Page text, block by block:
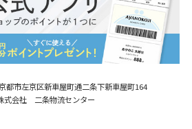
都市左京区新車屋町通二条下新車屋町164
式会社 二条物流センター